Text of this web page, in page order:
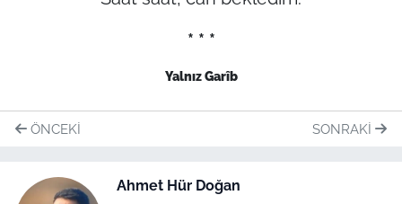
* * *
Yalnız Garîb
ÖNCEKI SONRAKI
Ahmet Hür Doğan